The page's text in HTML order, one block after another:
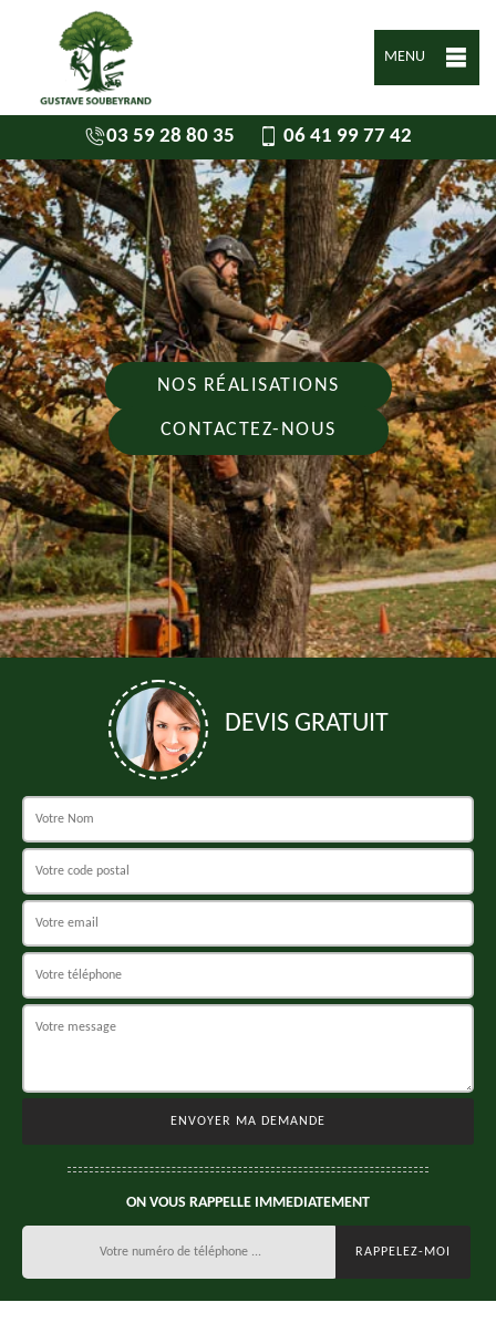
MENU
03 59 28 80 35 06 41 99 77 42
NOS RÉALISATIONS
CONTACTEZ-NOUS
DEVIS GRATUIT
ON VOUS RAPPELLE IMMEDIATEMENT